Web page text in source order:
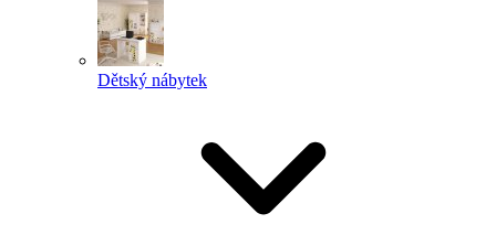
Dětský nábytek